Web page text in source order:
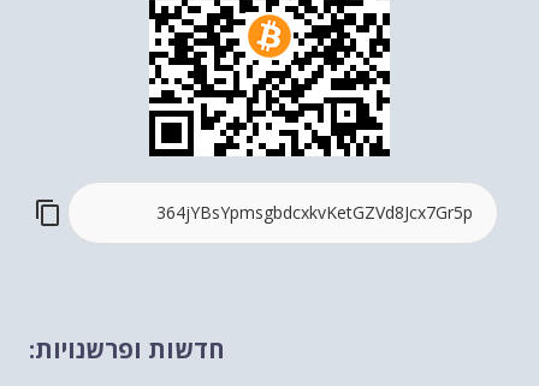
חדשות ופרשנויות: